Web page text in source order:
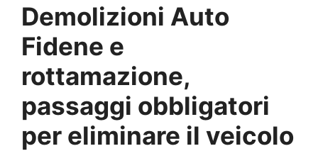
Demolizioni Auto
Fidene e
rottamazione,
passaggi obbligatori
per eliminare il veicolo